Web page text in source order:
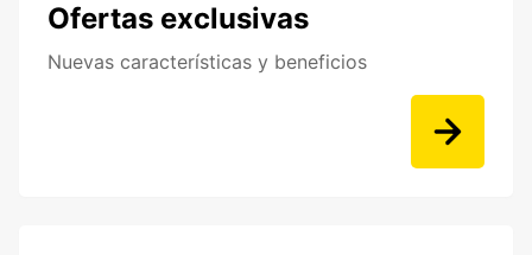
Ofertas exclusivas
Nuevas características y beneficios